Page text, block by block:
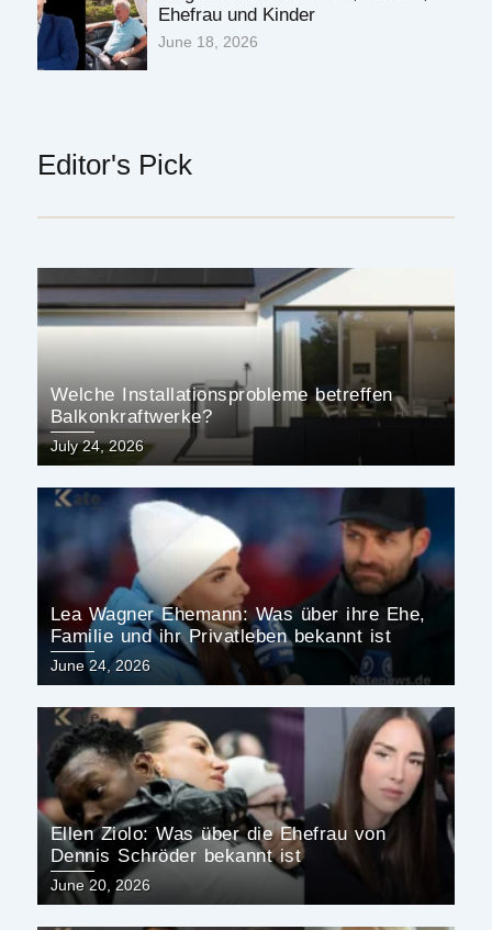
Ehefrau und Kinder
June 18, 2026
Editor's Pick
Welche Installationsprobleme betreffen
Balkonkraftwerke?
Posted
on
July 24, 2026
Lea Wagner Ehemann: Was über ihre Ehe,
Familie und ihr Privatleben bekannt ist
Posted
on
June 24, 2026
Ellen Ziolo: Was über die Ehefrau von
Dennis Schröder bekannt ist
Posted
on
June 20, 2026